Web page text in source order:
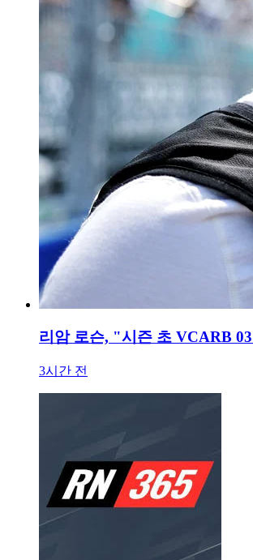
리암 로슨, "시즌 초 VCARB
3시간 전